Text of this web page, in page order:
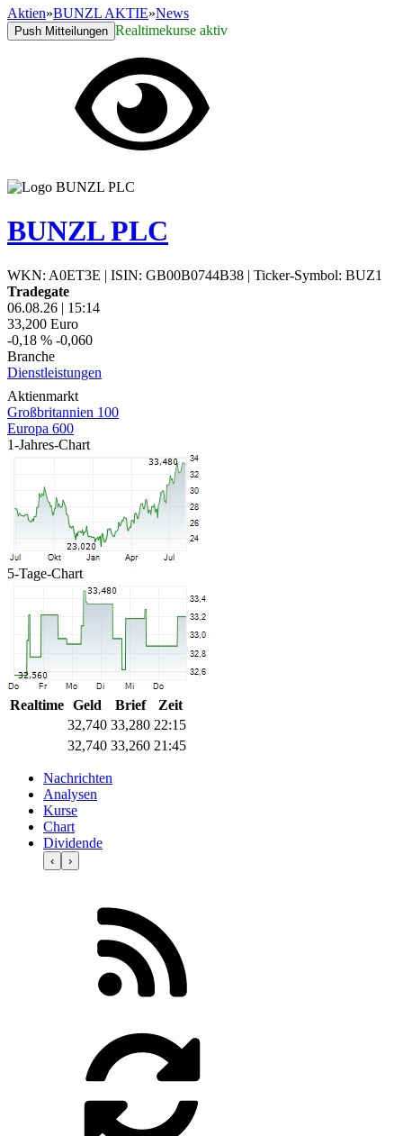
Aktien»BUNZL AKTIE»News
Push Mitteilungen Realtimekurse aktiv
BUNZL PLC
WKN: A0ET3E | ISIN: GB00B0744B38 | Ticker-Symbol: BUZ1
Tradegate
06.08.26 | 15:14
33,200 Euro
-0,18 % -0,060
Branche
Dienstleistungen
Aktienmarkt
Großbritannien 100
Europa 600
1-Jahres-Chart
5-Tage-Chart
Realtime Geld Brief
Zeit
32,740 33,280 22:15
32,740 33,260 21:45
Nachrichten
Analysen
Kurse
Chart
Dividende
‹ ›